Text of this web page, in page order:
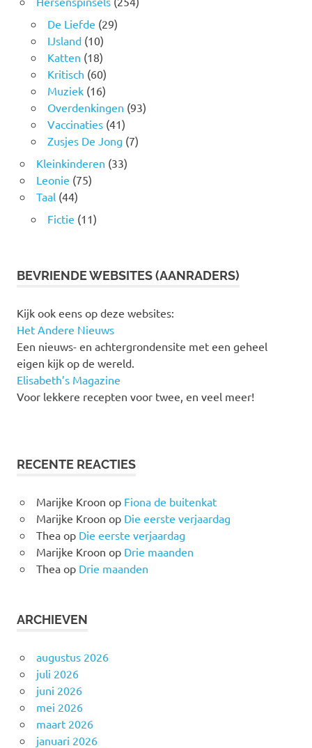
De Liefde (29)
IJsland(10)
Katten (18)
Kritisch (60)
Muziek(16)
Overdenkingen (93)
Vaccinaties(41)
Zusjes De Jong (7)
Kleinkinderen (33)
Leonie (75)
Taal (44)
Fictie (11)
BEVRIENDE WEBSITES (AANRADERS)
Kijk ook eens op deze websites:
Het Andere Nieuws
Een nieuws- en achtergrondensite met een geheel
eigen kijk op de wereld.
Elisabeth’s Magazine
Voor lekkere recepten voor twee, en veel meer!
RECENTE REACTIES
Marijke Kroon op Fiona de buitenkat
Marijke Kroon op Die eerste verjaardag
Theaop Die eerste verjaardag
Marijke Kroon op Drie maanden
Theaop Drie maanden
ARCHIEVEN
augustus 2026
juli 2026
juni 2026
mei 2026
maart 2026
januari 2026